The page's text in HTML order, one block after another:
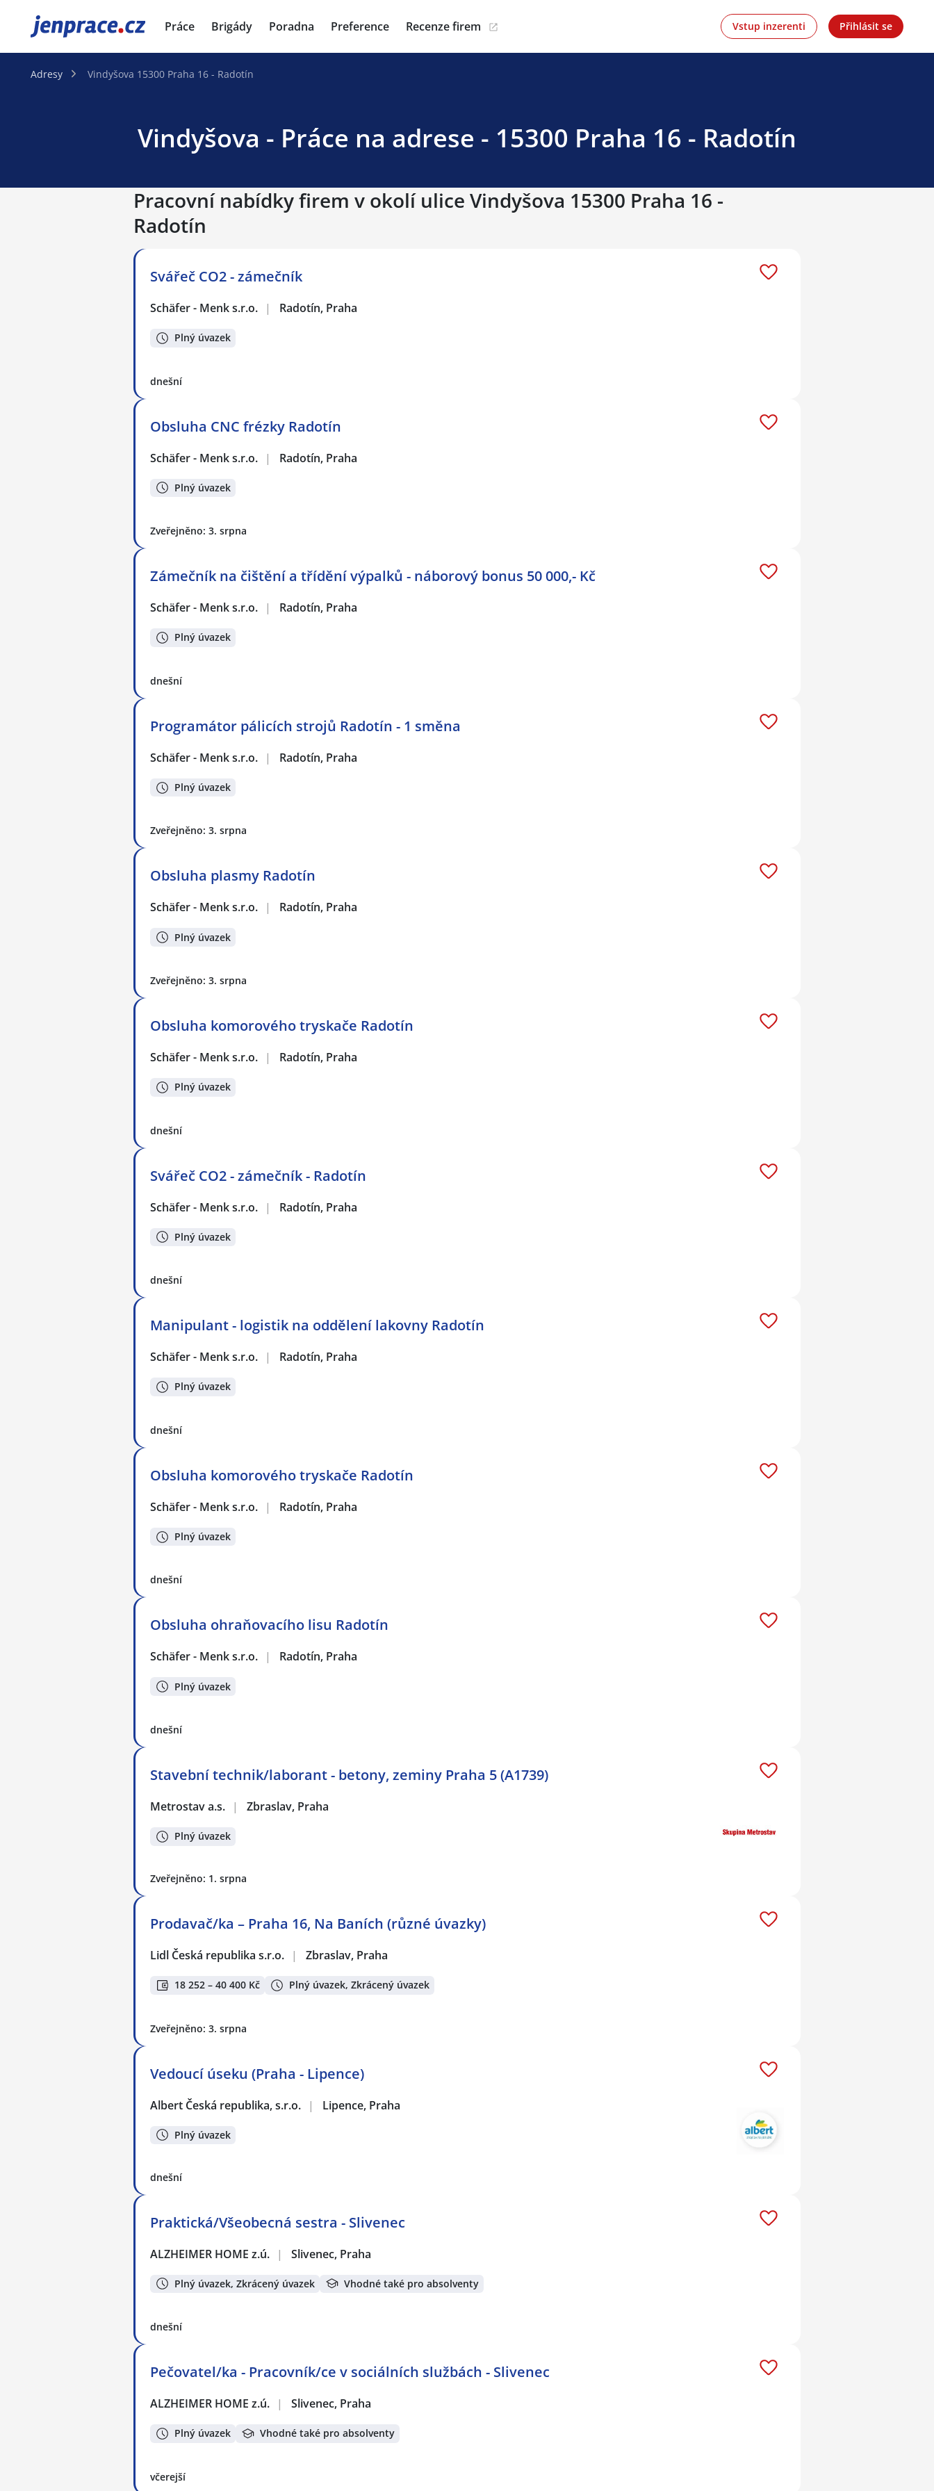
JenPráce.cz Práce Brigády Poradna Preference Recenze firem Vstup inzerenti Přihlásit se
Adresy Vindyšova 15300 Praha 16 - Radotín
Vindyšova - Práce na adrese - 15300 Praha 16 - Radotín
Pracovní nabídky firem v okolí ulice Vindyšova 15300 Praha 16 -
Radotín
Svářeč CO2 - zámečník
Schäfer - Menk s.r.o. | Radotín, Praha
Plný úvazek
dnešní
Obsluha CNC frézky Radotín
Schäfer - Menk s.r.o. | Radotín, Praha
Plný úvazek
Zveřejněno: 3. srpna
Zámečník na čištění a třídění výpalků - náborový bonus 50 000,- Kč
Schäfer - Menk s.r.o. | Radotín, Praha
Plný úvazek
dnešní
Programátor pálicích strojů Radotín - 1 směna
Schäfer - Menk s.r.o. | Radotín, Praha
Plný úvazek
Zveřejněno: 3. srpna
Obsluha plasmy Radotín
Schäfer - Menk s.r.o. | Radotín, Praha
Plný úvazek
Zveřejněno: 3. srpna
Obsluha komorového tryskače Radotín
Schäfer - Menk s.r.o. | Radotín, Praha
Plný úvazek
dnešní
Svářeč CO2 - zámečník - Radotín
Schäfer - Menk s.r.o. | Radotín, Praha
Plný úvazek
dnešní
Manipulant - logistik na oddělení lakovny Radotín
Schäfer - Menk s.r.o. | Radotín, Praha
Plný úvazek
dnešní
Obsluha komorového tryskače Radotín
Schäfer - Menk s.r.o. | Radotín, Praha
Plný úvazek
dnešní
Obsluha ohraňovacího lisu Radotín
Schäfer - Menk s.r.o. | Radotín, Praha
Plný úvazek
dnešní
Stavební technik/laborant - betony, zeminy Praha 5 (A1739)
Metrostav a.s. | Zbraslav, Praha
Plný úvazek
Zveřejněno: 1. srpna
Prodavač/ka – Praha 16, Na Baních (různé úvazky)
Lidl Česká republika s.r.o. | Zbraslav, Praha
18 252 – 40 400 Kč Plný úvazek, Zkrácený úvazek
Zveřejněno: 3. srpna
Vedoucí úseku (Praha - Lipence)
Albert Česká republika, s.r.o. | Lipence, Praha
Plný úvazek
dnešní
Praktická/Všeobecná sestra - Slivenec
ALZHEIMER HOME z.ú. | Slivenec, Praha
Plný úvazek, Zkrácený úvazek Vhodné také pro absolventy
dnešní
Pečovatel/ka - Pracovník/ce v sociálních službách - Slivenec
ALZHEIMER HOME z.ú. | Slivenec, Praha
Plný úvazek Vhodné také pro absolventy
včerejší